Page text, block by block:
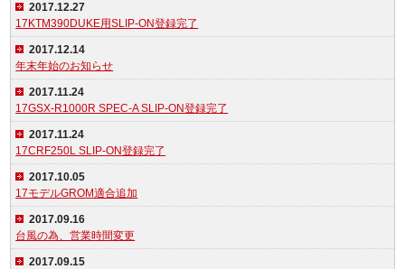
2017.12.27
17KTM390DUKE用SLIP-ON登録完了
2017.12.14
年末年始のお知らせ
2017.11.24
17GSX-R1000R SPEC-A SLIP-ON登録完了
2017.11.24
17CRF250L SLIP-ON登録完了
2017.10.05
17モデルGROM適合追加
2017.09.16
台風の為、営業時間変更
2017.09.15